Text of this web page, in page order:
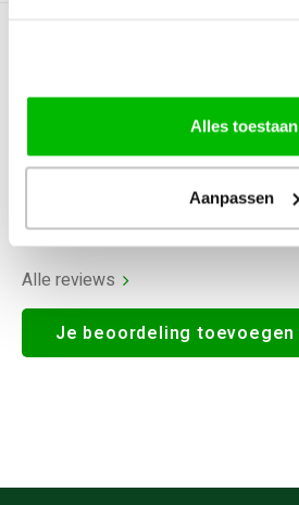
Alles toestaan
Aanpassen
0Reviews
Alle reviews
Je beoordeling toevoegen